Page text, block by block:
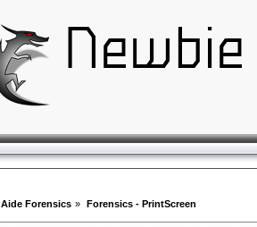
Aide Forensics » Forensics - PrintScreen